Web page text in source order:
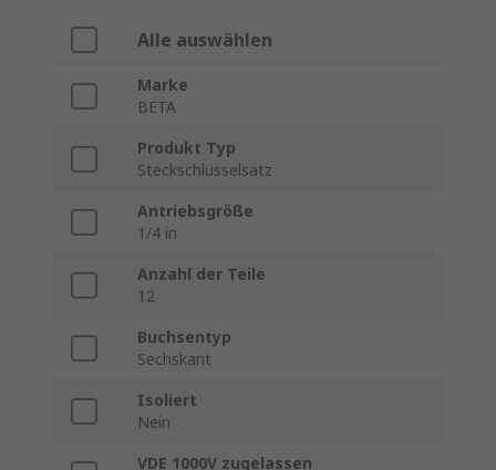
Alle auswählen
Marke
BETA
Produkt Typ
Steckschlüsselsatz
Antriebsgröße
1/4 in
Anzahl der Teile
12
Buchsentyp
Sechskant
Isoliert
Nein
VDE 1000V zugelassen